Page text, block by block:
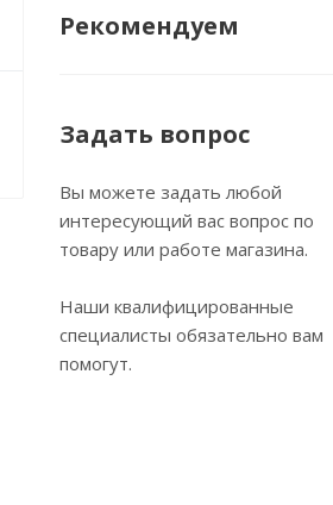
Рекомендуем
Задать вопрос
Вы можете задать любой
интересующий вас вопрос по
товару или работе магазина.
Наши квалифицированные
специалисты обязательно вам
помогут.